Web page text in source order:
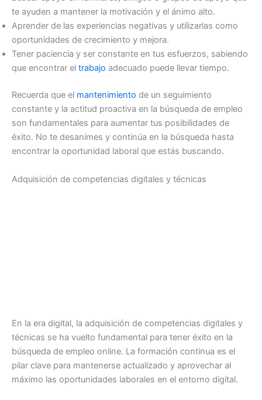
te ayuden a mantener la motivación y el ánimo alto.
Aprender de las experiencias negativas y utilizarlas como
oportunidades de crecimiento y mejora.
Tener paciencia y ser constante en tus esfuerzos, sabiendo
que encontrar el trabajo adecuado puede llevar tiempo.
Recuerda que el mantenimiento de un seguimiento
constante y la actitud proactiva en la búsqueda de empleo
son fundamentales para aumentar tus posibilidades de
éxito. No te desanimes y continúa en la búsqueda hasta
encontrar la oportunidad laboral que estás buscando.
Adquisición de competencias digitales y técnicas
En la era digital, la adquisición de competencias digitales y
técnicas se ha vuelto fundamental para tener éxito en la
búsqueda de empleo online. La formación continua es el
pilar clave para mantenerse actualizado y aprovechar al
máximo las oportunidades laborales en el entorno digital.